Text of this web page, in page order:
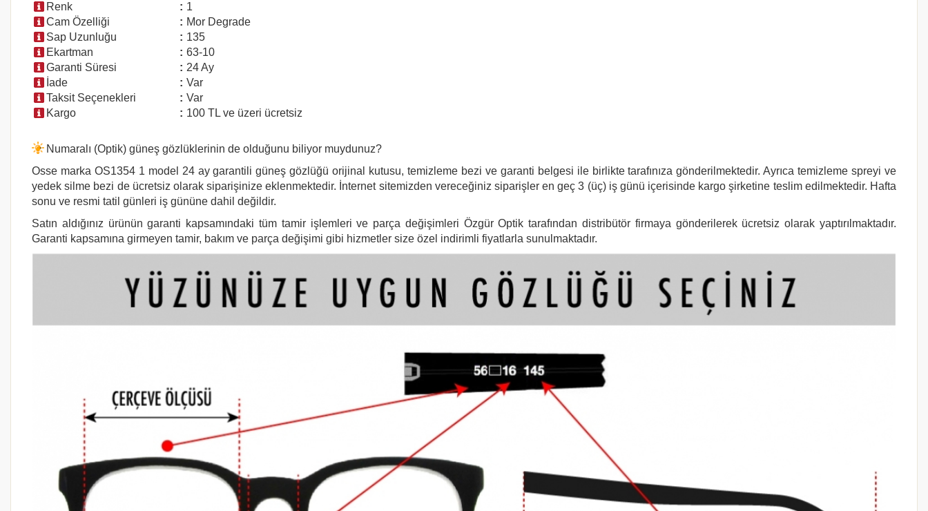
Renk
: 1
Cam Özelliği
: Mor Degrade
Sap Uzunluğu
: 135
Ekartman
: 63-10
Garanti Süresi
: 24 Ay
İade
: Var
Taksit Seçenekleri
: Var
Kargo
: 100 TL ve üzeri ücretsiz
Numaralı (Optik) güneş gözlüklerinin de olduğunu biliyor muydunuz?
Osse marka OS1354 1 model 24 ay garantili güneş gözlüğü orijinal kutusu, temizleme bezi ve garanti belgesi ile birlikte tarafınıza gönderilmektedir. Ayrıca temizleme spreyi ve
yedek silme bezi de ücretsiz olarak siparişinize eklenmektedir. İnternet sitemizden vereceğiniz siparişler en geç 3 (üç) iş günü içerisinde kargo şirketine teslim edilmektedir. Hafta
sonu ve resmi tatil günleri iş gününe dahil değildir.
Satın aldığınız ürünün garanti kapsamındaki tüm tamir işlemleri ve parça değişimleri Özgür Optik tarafından distribütör firmaya gönderilerek ücretsiz olarak yaptırılmaktadır.
Garanti kapsamına girmeyen tamir, bakım ve parça değişimi gibi hizmetler size özel indirimli fiyatlarla sunulmaktadır.